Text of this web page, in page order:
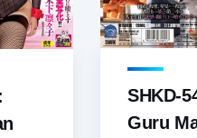
SHKD-
Guru